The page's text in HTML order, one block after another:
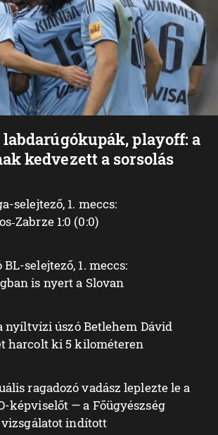
playoff: a
kedvezett a sorsolás
selejtező, 1. meccs:
1:0 (0:0)
selejtező, 1. meccs:
is nyert a Slovan
nyíltvízi úszó Betlehem Dávid
harcolt ki 5 kilométeren
ragadozó vadász leplezte le a
képviselőt — a Főügyészség
indított